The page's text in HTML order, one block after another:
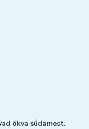
õkva südamest.